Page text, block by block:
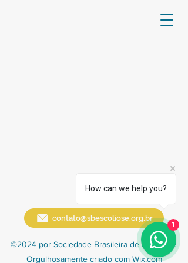
contato@sbescoliose.org.br
©2024 por Sociedade Brasileira de Escoliose.
Orgulhosamente criado com Wix.com
How can we help you?
1